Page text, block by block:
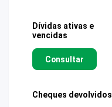
Dívidas ativas e
vencidas
Consultar
Cheques devolvidos